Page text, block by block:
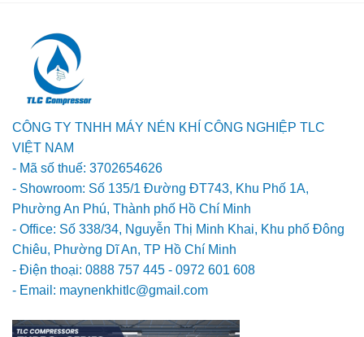
CÔNG TY TNHH MÁY NÉN KHÍ CÔNG NGHIỆP TLC
VIỆT NAM
- Mã số thuế: 3702654626
- Showroom: Số 135/1 Đường ĐT743, Khu Phố 1A,
Phường An Phú, Thành phố Hồ Chí Minh
- Office: Số 338/34, Nguyễn Thị Minh Khai, Khu phố Đông
Chiêu, Phường Dĩ An, TP Hồ Chí Minh
- Điện thoại: 0888 757 445 - 0972 601 608
- Email: maynenkhitlc@gmail.com